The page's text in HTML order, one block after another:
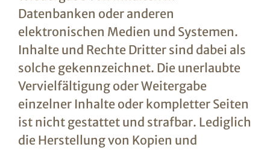
Datenbanken oder anderen
elektronischen Medien und Systemen.
Inhalte und Rechte Dritter sind dabei als
solche gekennzeichnet. Die unerlaubte
Vervielfältigung oder Weitergabe
einzelner Inhalte oder kompletter Seiten
ist nicht gestattet und strafbar. Lediglich
die Herstellung von Kopien und